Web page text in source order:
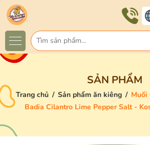
SẢN PHẨM
Trang chủ / Sản phẩm ăn kiêng / Muối
Badia Cilantro Lime Pepper Salt -